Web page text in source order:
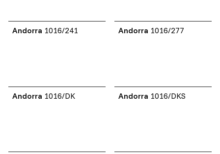
Andorra 1016/241 Andorra 1016/277
Andorra 1016/DK Andorra 1016/DKS